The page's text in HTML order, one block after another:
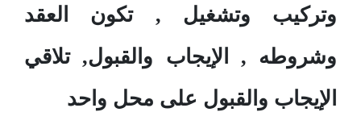
وتركيب وتشغيل , تكون العقد
وشروطه , الإيجاب والقبول, تلاقي
الإيجاب والقبول على محل واحد